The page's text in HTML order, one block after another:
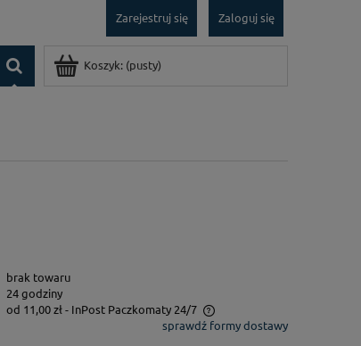
Zarejestruj się Zaloguj się
Koszyk: (pusty)
brak towaru
24 godziny
od 11,00 zł - InPost Paczkomaty 24/7
sprawdź formy dostawy